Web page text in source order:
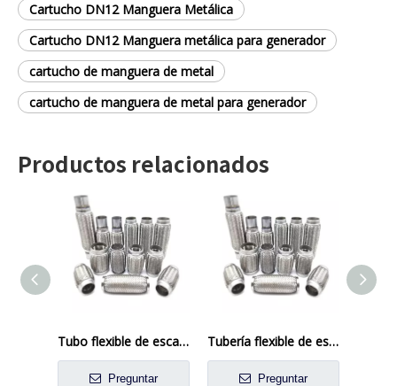
Cartucho DN12 Manguera Metálica
Cartucho DN12 Manguera metálica para generador
cartucho de manguera de metal
cartucho de manguera de metal para generador
Productos relacionados
Tubo flexible de escape de acero inoxidable de 4 pulgadas para aplicaciones industriales y automotrices
Preguntar
Tubería flexible de escape de acero inoxidable de 2.5 pulgadas para aplicaciones automotrices y de camiones
Preguntar